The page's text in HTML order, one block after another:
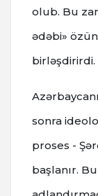
olub. Bu
ədəbi»
birləşdirirdi.
sonra
proses -
başlanır.